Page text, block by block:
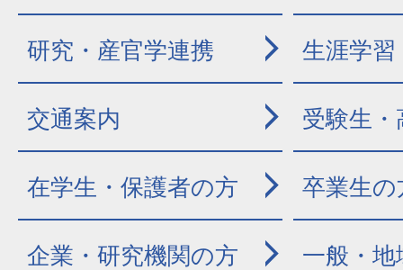
研究・産官学連携 生涯学習
交通案内 受験生
在学生・保護者の方 卒業生の
企業・研究機関の方 一般・地